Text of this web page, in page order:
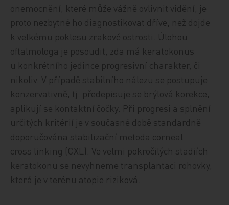
onemocnění, které může vážně ovlivnit vidění, je
proto nezbytné ho diagnostikovat dříve, než dojde
k velkému poklesu zrakové ostrosti. Úlohou
oftalmologa je posoudit, zda má keratokonus
u konkrétního jedince progresivní charakter, či
nikoliv. V případě stabilního nálezu se postupuje
konzervativně, tj. předepisuje se brýlová korekce,
aplikují se kontaktní čočky. Při progresi a splnění
určitých kritérií je v současné době standardně
doporučována stabilizační metoda corneal
cross linking (CXL). Ve velmi pokročilých stadiích
keratokonu se nevyhneme transplantaci rohovky,
která je v terénu atopie riziková.